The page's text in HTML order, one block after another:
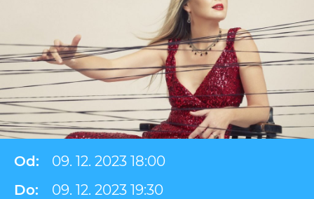
Od:
09. 12. 2023 18:00
Do:
09. 12. 2023 19:30